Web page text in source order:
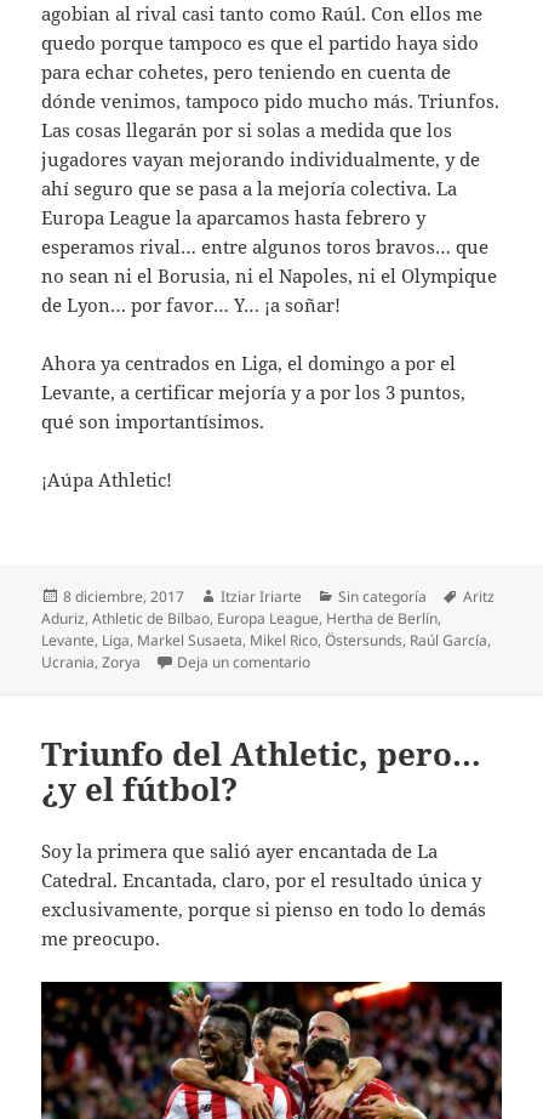
agobian al rival casi tanto como Raúl. Con ellos me
quedo porque tampoco es que el partido haya sido
para echar cohetes, pero teniendo en cuenta de
dónde venimos, tampoco pido mucho más. Triunfos.
Las cosas llegarán por si solas a medida que los
jugadores vayan mejorando individualmente, y de
ahí seguro que se pasa a la mejoría colectiva. La
Europa League la aparcamos hasta febrero y
esperamos rival… entre algunos toros bravos… que
no sean ni el Borusia, ni el Napoles, ni el Olympique
de Lyon… por favor… Y… ¡a soñar!
Ahora ya centrados en Liga, el domingo a por el
Levante, a certificar mejoría y a por los 3 puntos,
qué son importantísimos.
¡Aúpa Athletic!
Publicado
el
8 diciembre, 2017 Autor
Itziar Iriarte Categorías
Sin categoría Etiquetas
Aritz
Aduriz,Athletic de Bilbao, Europa League, Hertha de Berlín,
Levante, Liga, Markel Susaeta, Mikel Rico,Östersunds, Raúl García,
Ucrania,Zorya Deja un comentarioen Los veteranos nos llevan a
Triunfo del Athletic, pero…
¿y el fútbol?
Soy la primera que salió ayer encantada de La
Catedral. Encantada, claro, por el resultado única y
exclusivamente, porque si pienso en todo lo demás
me preocupo.